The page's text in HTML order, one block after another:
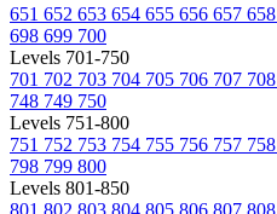
651 652 653 654 655 656 657 658
698 699 700
Levels 701-750
701 702 703 704 705 706 707 708
748 749 750
Levels 751-800
751 752 753 754 755 756 757 758
798 799 800
Levels 801-850
801 802 803 804 805 806 807 808